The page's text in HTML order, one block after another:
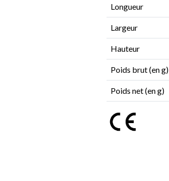
Longueur
Largeur
Hauteur
Poids brut (en g)
Poids net (en g)